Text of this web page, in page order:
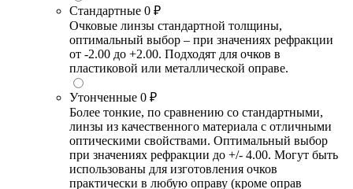
Стандартные 0 ₽
Очковые линзы стандартной толщины,
оптимальный выбор – при значениях рефракции
от -2.00 до +2.00. Подходят для очков в
пластиковой или металлической оправе.
Утонченные 0 ₽
Более тонкие, по сравнению со стандартными,
линзы из качественного материала с отличными
оптическими свойствами. Оптимальный выбор
при значениях рефракции до +/- 4.00. Могут быть
использованы для изготовления очков
практически в любую оправу (кроме оправ